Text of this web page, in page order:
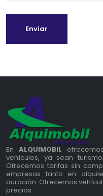
Enviar
En ALQUIMOBIL
vehículos, ya sean
Ofrecemos tarifas sin
empresas tanto en
duración. Ofrecemos
precios.